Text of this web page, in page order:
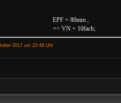
EPF = 80mm ,
=> VN = 10fach;
2017 um 22:46 Uhr